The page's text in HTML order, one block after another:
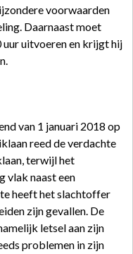
voorwaarden
Daarnaast moet
uitvoeren en krijgt hij
van 1 januari 2018 op
reed de verdachte
terwijl het
vlak naast een
heeft het slachtoffer
zijn gevallen. De
letsel aan zijn
problemen in zijn